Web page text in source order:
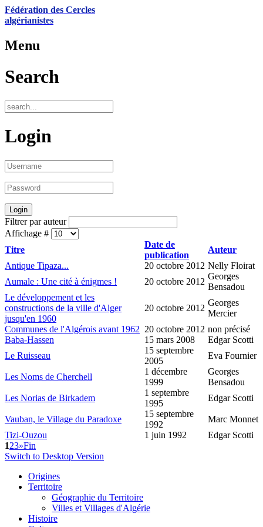
Fédération des Cercles
algérianistes
Menu
Search
Login
Filtrer par auteur
Affichage #
Titre
Date de
publication
Auteur
Antique Tipaza...
20 octobre 2012 Nelly Floirat
Aumale : Une cité à énigmes !
20 octobre 2012
Georges
Bensadou
Le développement et les
constructions de la ville d'Alger
jusqu'en 1960
20 octobre 2012
Georges
Mercier
Communes de l'Algérois avant 1962 20 octobre 2012 non précisé
Baba-Hassen
15 mars 2008
Edgar Scotti
Le Ruisseau
15 septembre
2005
Eva Fournier
Les Noms de Cherchell
1 décembre
1999
Georges
Bensadou
Les Norias de Birkadem
1 septembre
1995
Edgar Scotti
Vauban, le Village du Paradoxe
15 septembre
1992
Marc Monnet
Tizi-Ouzou
1 juin 1992
Edgar Scotti
123»Fin
Switch to Desktop Version
Origines
Territoire
Géographie du Territoire
Villes et Villages d'Algérie
Histoire